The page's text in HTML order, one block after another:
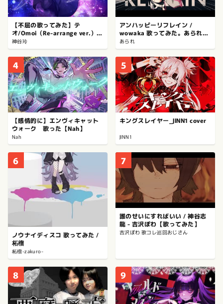
【不屈の歌ってみた】テ
オ/Omoi（Re-arrange ver.）
【神谷玲】
神谷玲
アンハッピーリフレイン /
wowaka 歌ってみた。あられ
《オリジナルMV》
あられ
4
【感情的に】エンヴィキャット
ウォーク 歌った【Nah】
Nah
5
キングスレイヤー_JINN1 cover
JINN1
6
ノウナイディスコ 歌ってみた /
柘榴
柘榴-zakuro-
7
誰のせいにすればいい / 神谷志
龍 - 吉沢ぽわ【歌ってみた】
吉沢ぽわ 歌コレ巡回おじさん
8 9